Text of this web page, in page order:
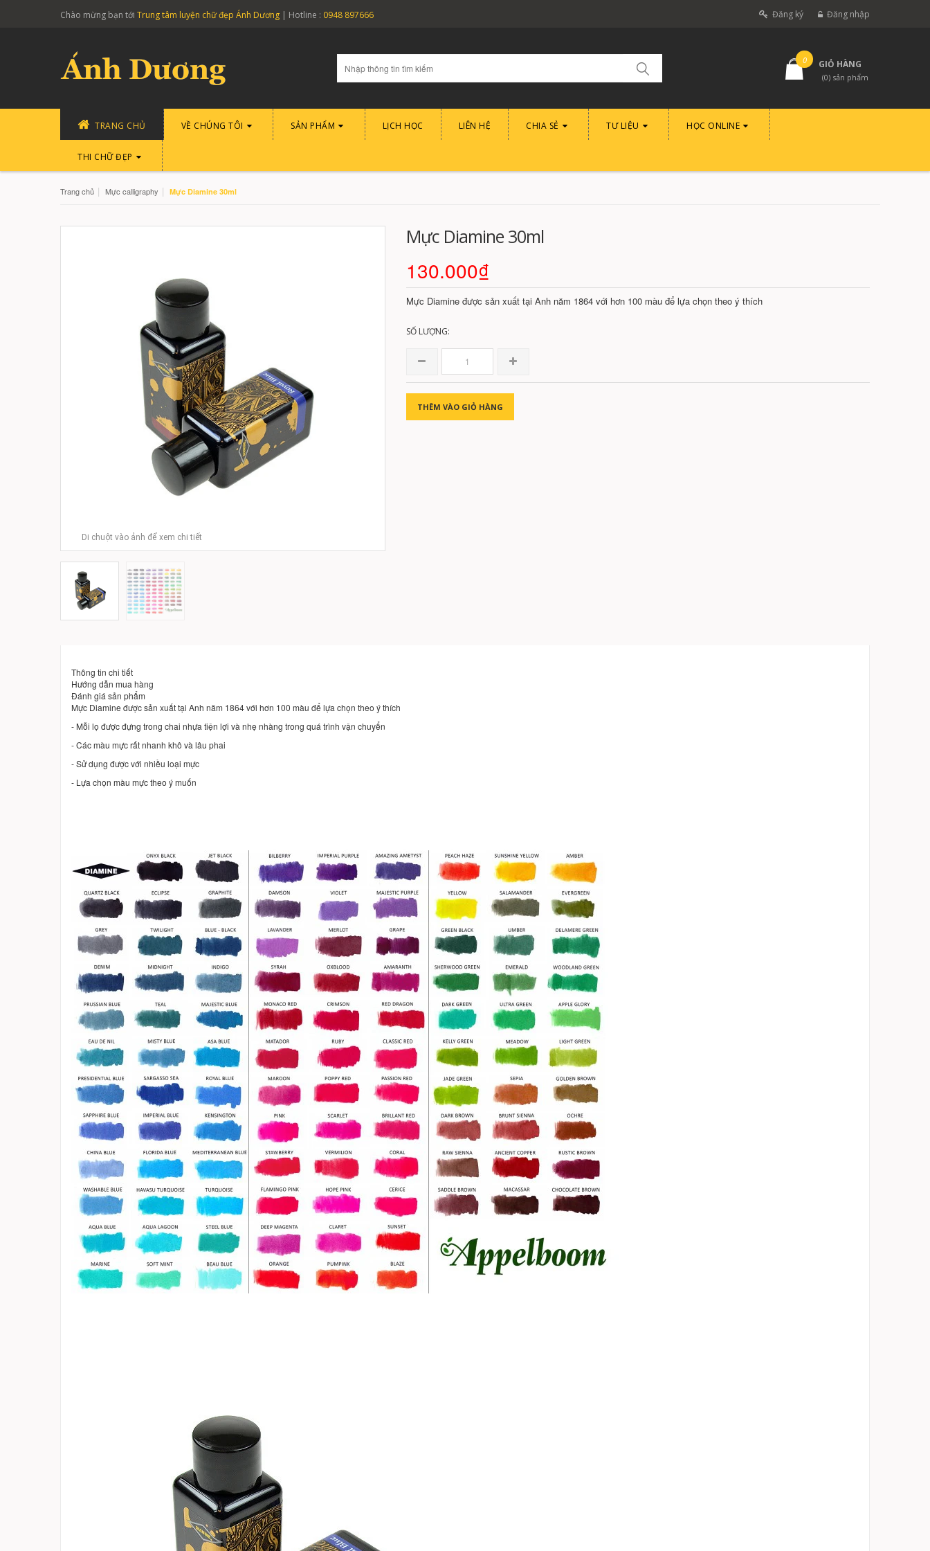
Chào mừng bạn tới Trung tâm luyện chữ đẹp Ánh Dương | Hotline : 0948 897666 Đăng ký Đăng nhập
0 GIỎ HÀNG
(0) sản phẩm
TRANG CHỦ VỀ CHÚNG TÔI SẢN PHẨM LỊCH HỌC LIÊN HỆ CHIA SẺ TƯ LIỆU HỌC ONLINE
THI CHỮ ĐẸP
Trang chủ | Mực calligraphy | Mực Diamine 30ml
Di chuột vào ảnh để xem chi tiết
Mực Diamine 30ml
130.000₫
Mực Diamine được sản xuất tại Anh năm 1864 với hơn 100 màu để lựa chọn theo ý thích
SỐ LƯỢNG:
THÊM VÀO GIỎ HÀNG
Thông tin chi tiết
Hướng dẫn mua hàng
Đánh giá sản phẩm
Mực Diamine được sản xuất tại Anh năm 1864 với hơn 100 màu để lựa chọn theo ý thích
- Mỗi lọ được đựng trong chai nhựa tiện lợi và nhẹ nhàng trong quá trình vận chuyển
- Các màu mực rất nhanh khô và lâu phai
- Sử dụng được với nhiều loại mực
- Lựa chọn màu mực theo ý muốn